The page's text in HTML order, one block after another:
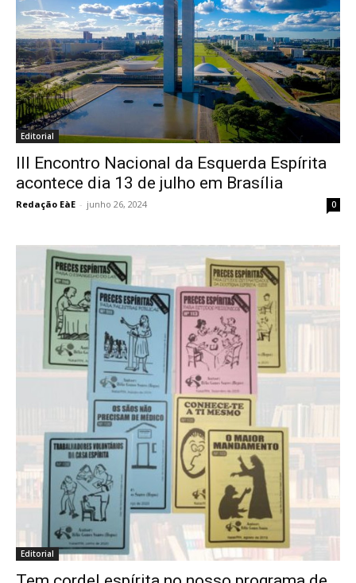
Editorial
III Encontro Nacional da Esquerda Espírita
acontece dia 13 de julho em Brasília
Redação EàE - junho 26, 2024 0
Editorial